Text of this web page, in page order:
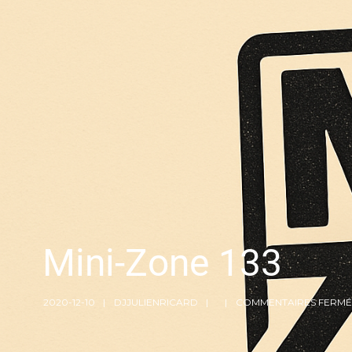
Mini-Zone 133
2020-12-10 DJJULIENRICARD COMMENTAIRES